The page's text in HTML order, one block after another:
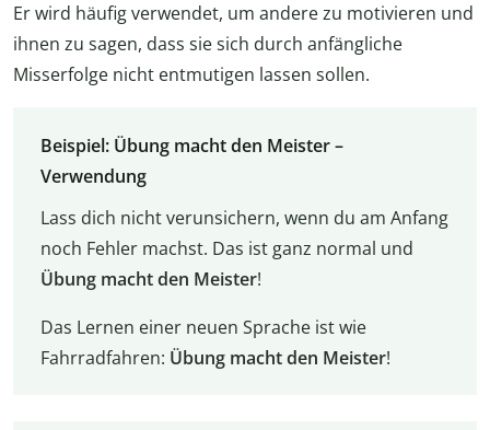
Er wird häufig verwendet, um andere zu motivieren und
ihnen zu sagen, dass sie sich durch anfängliche
Misserfolge nicht entmutigen lassen sollen.
Beispiel: Übung macht den Meister –
Verwendung
Lass dich nicht verunsichern, wenn du am Anfang
noch Fehler machst. Das ist ganz normal und
Übung macht den Meister!
Das Lernen einer neuen Sprache ist wie
Fahrradfahren: Übung macht den Meister!